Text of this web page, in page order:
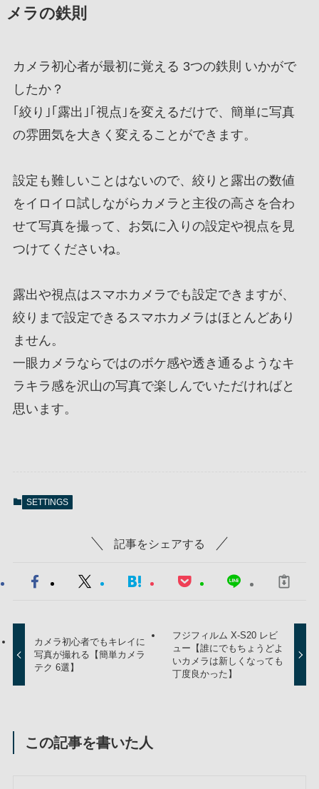
メラの鉄則
カメラ初心者が最初に覚える 3つの鉄則 いかがで
したか？
｢絞り｣｢露出｣｢視点｣を変えるだけで、簡単に写真
の雰囲気を大きく変えることができます。
設定も難しいことはないので、絞りと露出の数値
をイロイロ試しながらカメラと主役の高さを合わ
せて写真を撮って、お気に入りの設定や視点を見
つけてくださいね。
露出や視点はスマホカメラでも設定できますが、
絞りまで設定できるスマホカメラはほとんどあり
ません。
一眼カメラならではのボケ感や透き通るようなキ
ラキラ感を沢山の写真で楽しんでいただければと
思います。
SETTINGS
記事をシェアする
カメラ初心者でもキレイに
写真が撮れる【簡単カメラ
テク 6選】
フジフィルム X-S20 レビ
ュー【誰にでもちょうどよ
いカメラは新しくなっても
丁度良かった】
この記事を書いた人